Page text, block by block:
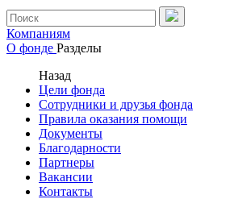
Компаниям
О фонде Разделы
Назад
Цели фонда
Сотрудники и друзья фонда
Правила оказания помощи
Документы
Благодарности
Партнеры
Вакансии
Контакты